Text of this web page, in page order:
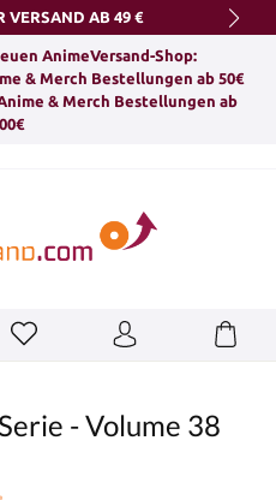
VERSAND AB 49 €
AnimeVersand-Shop:
& Merch Bestellungen ab 50€
& Merch Bestellungen ab
- Volume 38